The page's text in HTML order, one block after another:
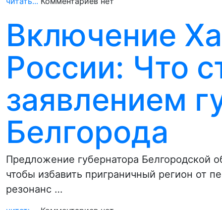
Включение
России: Что
заявлением
Белгорода
Предложение губернатора Белгородской
чтобы избавить приграничный регион от
резонанс …